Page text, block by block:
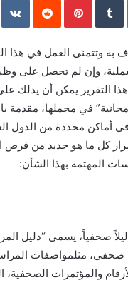
وتتمنى العمل في هذا
وإن لم تحصل على
التقرير يمكن أن يدلك
في مجملها، مقدمة
في أماكن محددة من
كل ما هو جديد من فرص
المهتمة بهذا الشأن:
دليلاً صحفياً، يسمى “دليل
مثلمواصفات المراسل
والمؤتمرات